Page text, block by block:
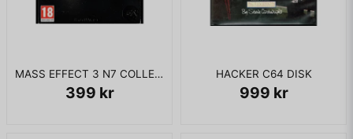
MASS EFFECT 3 N7 COLLECTORS EDITION XBOX 360
399 kr
HACKER C64 DISK
999 kr